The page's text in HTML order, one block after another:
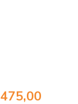
475,00